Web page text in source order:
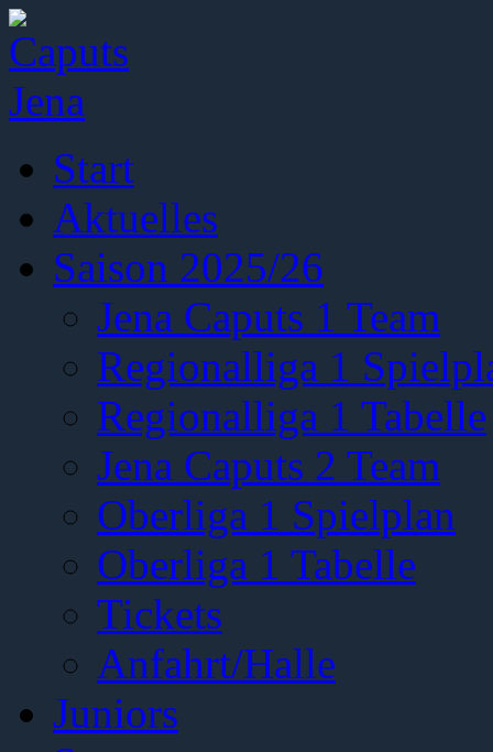
Start
Aktuelles
Saison 2025/26
Jena Caputs 1 Team
Regionalliga 1
Regionalliga 1 Tabelle
Jena Caputs 2 Team
Oberliga 1 Spielplan
Oberliga 1 Tabelle
Tickets
Anfahrt/Halle
Juniors